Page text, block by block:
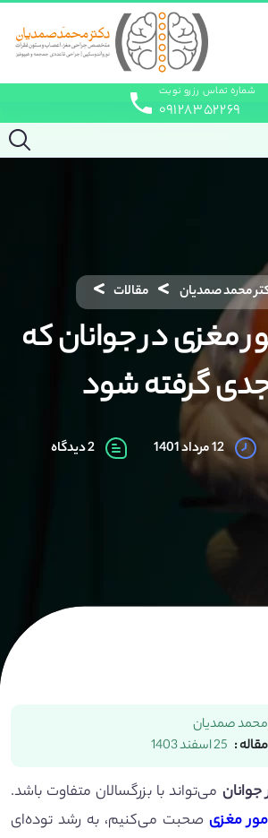
شماره تماس رزرو نوبت
۰۹۱۲۸۳۵۲۲۶۹
محمد صمدیان مقالات
مغزی در جوانان که
جدی گرفته شود
محمد صمدیان
: 25 اسفند 1403
می‌تواند با بزرگسالان متفاوت باشد.
مغزی صحبت می‌کنیم، به رشد توده‌ای